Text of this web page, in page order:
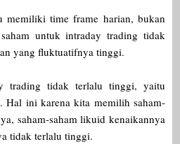
memiliki time frame harian, bukan
untuk intraday trading tidak
yang fluktuatifnya tinggi.
trading tidak terlalu tinggi, yaitu
Hal ini karena kita memilih saham-
saham-saham likuid kenaikannya
tidak terlalu tinggi.